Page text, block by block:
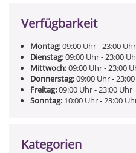
Verfügbarkeit
Montag:09:00 Uhr- 23:00 Uhr
Dienstag:09:00 Uhr- 23:00
Mittwoch:09:00 Uhr- 23:00
Donnerstag:09:00 Uhr- 23:00
Freitag:09:00 Uhr- 23:00 Uhr
Sonntag: 10:00 Uhr- 23:00
Kategorien